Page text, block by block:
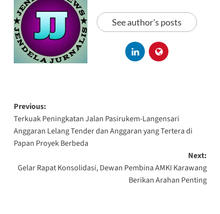
See author's posts
Previous:
Terkuak Peningkatan Jalan Pasirukem-Langensari
Anggaran Lelang Tender dan Anggaran yang Tertera di
Papan Proyek Berbeda
Next:
Gelar Rapat Konsolidasi, Dewan Pembina AMKI Karawang
Berikan Arahan Penting